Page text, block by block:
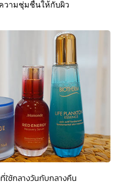
วามชุ่มชื่นให้กับผิว
ที่ใช้กลางวันกับกลางคืน